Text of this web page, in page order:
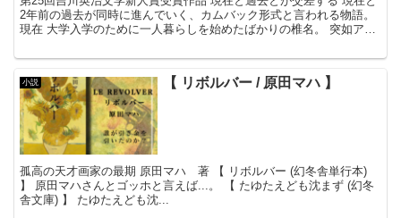
2年前の過去が同時に進んでいく、カムバック形式と言われる物語。
現在 大学入学のために一人暮らしを始めたばかりの椎名。 突如アパ
小説 【 リボルバー / 原田マハ 】
孤高の天才画家の最期 原田マハ 著 【 リボルバー (幻冬舎単行本)
】 原田マハさんとゴッホと言えば...。 【 たゆたえども沈まず (幻冬
舎文庫) 】 たゆたえども沈...